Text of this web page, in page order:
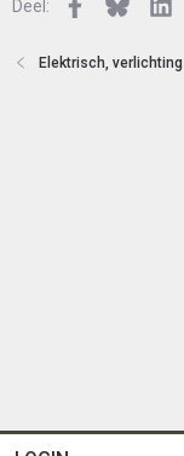
Deel:
Elektrisch,